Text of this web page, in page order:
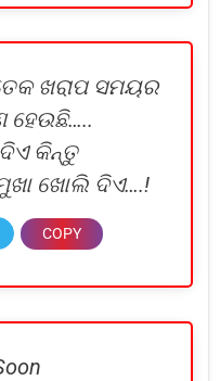
ଖରାପ ସମୟର
ଦିଏ କିନ୍ତୁ
ଖୋଲି ଦିଏ….!